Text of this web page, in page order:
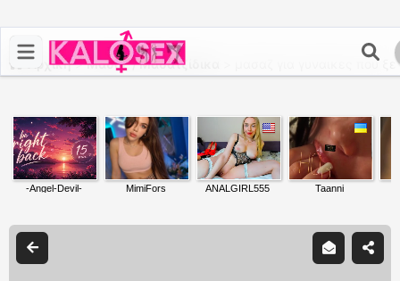
Αρχική >Μασάζ / Μασατζίδικα μασαζ για γυναικες που